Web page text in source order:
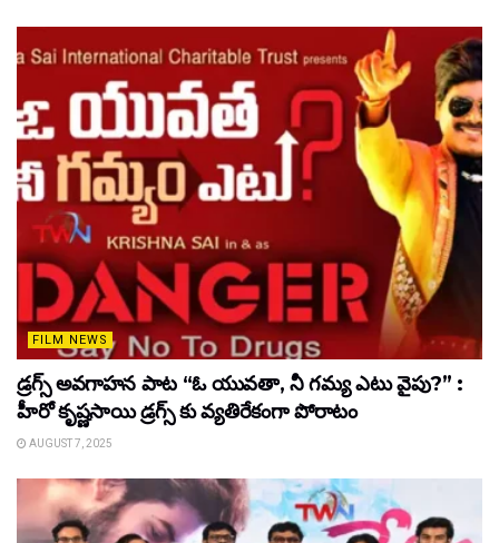
FILM NEWS
డ్రగ్స్ అవగాహన పాట “ఓ యువతా, నీ గమ్య ఎటు వైపు?” :
హీరో కృష్ణసాయి డ్రగ్స్ కు వ్యతిరేకంగా పోరాటం
AUGUST 7, 2025